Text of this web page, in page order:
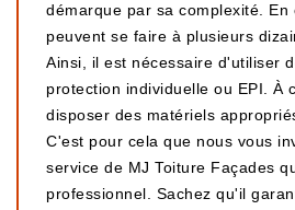
démarque par sa complexité.
peuvent se faire à plusieurs
Ainsi, il est nécessaire d'utiliser
protection individuelle ou EPI. À
disposer des matériels
C'est pour cela que nous vous
service de MJ Toiture Façades
professionnel. Sachez qu'il